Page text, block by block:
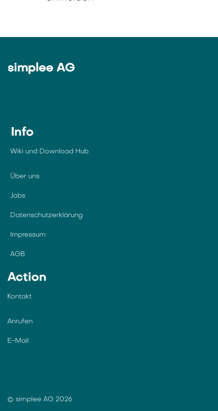
simplee AG
Info
Wiki und Download Hub
Über uns
Jobs
Datenschutzerklärung
Impressum
AGB
Action
Kontakt
Anrufen
E-Mail
© simplee AG 2026